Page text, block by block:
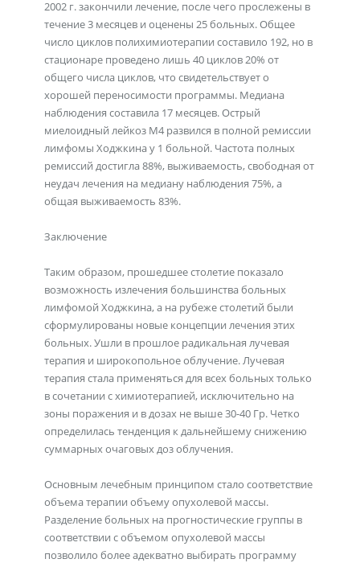
2002 г. закончили лечение, после чего прослежены в
течение 3 месяцев и оценены 25 больных. Общее
число циклов полихимиотерапии составило 192, но в
стационаре проведено лишь 40 циклов 20% от
общего числа циклов, что свидетельствует о
хорошей переносимости программы. Медиана
наблюдения составила 17 месяцев. Острый
миелоидный лейкоз М4 развился в полной ремиссии
лимфомы Ходжкина у 1 больной. Частота полных
ремиссий достигла 88%, выживаемость, свободная от
неудач лечения на медиану наблюдения 75%, а
общая выживаемость 83%.
Заключение
Таким образом, прошедшее столетие показало
возможность излечения большинства больных
лимфомой Ходжкина, а на рубеже столетий были
сформулированы новые концепции лечения этих
больных. Ушли в прошлое радикальная лучевая
терапия и широкопольное облучение. Лучевая
терапия стала применяться для всех больных только
в сочетании с химиотерапией, исключительно на
зоны поражения и в дозах не выше 30-40 Гр. Четко
определилась тенденция к дальнейшему снижению
суммарных очаговых доз облучения.
Основным лечебным принципом стало соответствие
объема терапии объему опухолевой массы.
Разделение больных на прогностические группы в
соответствии с объемом опухолевой массы
позволило более адекватно выбирать программу